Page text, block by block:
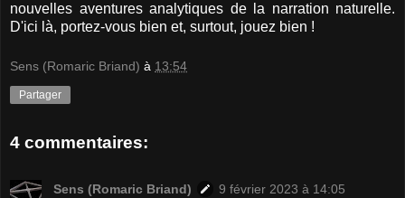
nouvelles aventures analytiques de la narration naturelle.
D'ici là, portez-vous bien et, surtout, jouez bien !
Sens (Romaric Briand) à 13:54
Partager
4 commentaires:
Sens (Romaric Briand)
9 février 2023 à 14:05